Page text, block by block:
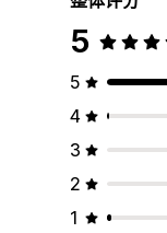
5
5
4
3
2
1